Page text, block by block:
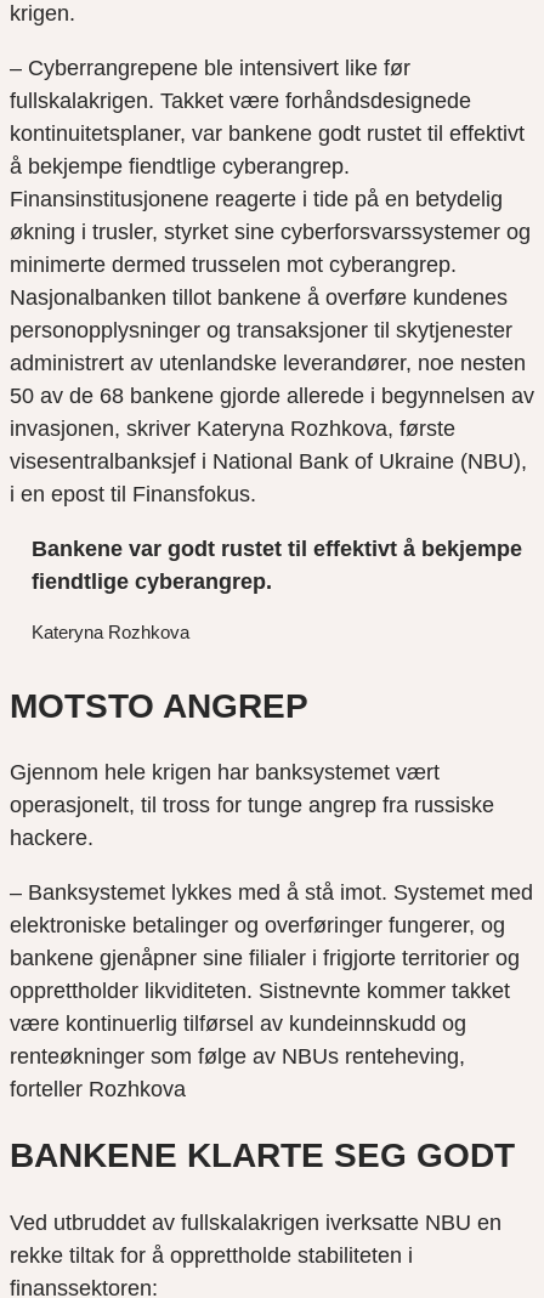
krigen.
– Cyberrangrepene ble intensivert like før
fullskalakrigen. Takket være forhåndsdesignede
kontinuitetsplaner, var bankene godt rustet til effektivt
å bekjempe fiendtlige cyberangrep.
Finansinstitusjonene reagerte i tide på en betydelig
økning i trusler, styrket sine cyberforsvarssystemer og
minimerte dermed trusselen mot cyberangrep.
Nasjonalbanken tillot bankene å overføre kundenes
personopplysninger og transaksjoner til skytjenester
administrert av utenlandske leverandører, noe nesten
50 av de 68 bankene gjorde allerede i begynnelsen av
invasjonen, skriver Kateryna Rozhkova, første
visesentralbanksjef i National Bank of Ukraine (NBU),
i en epost til Finansfokus.
Bankene var godt rustet til effektivt å bekjempe
fiendtlige cyberangrep.
Kateryna Rozhkova
MOTSTO ANGREP
Gjennom hele krigen har banksystemet vært
operasjonelt, til tross for tunge angrep fra russiske
hackere.
– Banksystemet lykkes med å stå imot. Systemet med
elektroniske betalinger og overføringer fungerer, og
bankene gjenåpner sine filialer i frigjorte territorier og
opprettholder likviditeten. Sistnevnte kommer takket
være kontinuerlig tilførsel av kundeinnskudd og
renteøkninger som følge av NBUs renteheving,
forteller Rozhkova
BANKENE KLARTE SEG GODT
Ved utbruddet av fullskalakrigen iverksatte NBU en
rekke tiltak for å opprettholde stabiliteten i
finanssektoren: